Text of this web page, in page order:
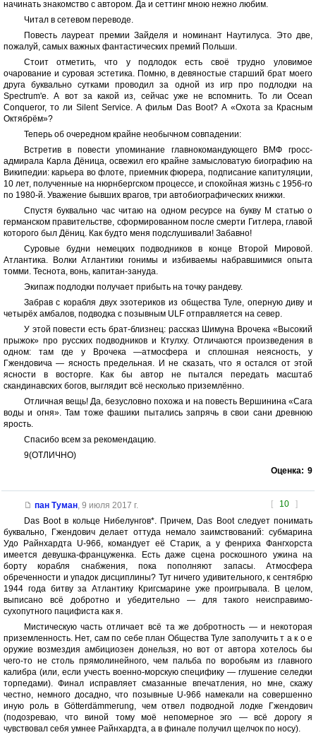
начинать знакомство с автором. Да и сеттинг мною нежно любим.
Читал в сетевом переводе.
Повесть лауреат премии Зайделя и номинант Наутилуса. Это две,
пожалуй, самых важных фантастических премий Польши.
Стоит отметить, что у подлодок есть своё трудно уловимое
очарование и суровая эстетика. Помню, в девяностые старший брат моего
друга буквально сутками проводил за одной из игр про подлодки на
Spectrum'е. А вот за какой из, сейчас уже не вспомнить. То ли Ocean
Conqueror, то ли Silent Service. А фильм Das Boot? А «Охота за Красным
Октябрём»?
Теперь об очередном крайне необычном совпадении:
Встретив в повести упоминание главнокомандующего ВМФ гросс-
адмирала Карла Дёница, освежил его крайне замысловатую биографию на
Википедии: карьера во флоте, приемник фюрера, подписание капитуляции,
10 лет, полученные на нюрнбергском процессе, и спокойная жизнь с 1956-го
по 1980-й. Уважение бывших врагов, три автобиографических книжки.
Спустя буквально час читаю на одном ресурсе на букву М статью о
германском правительстве, сформированном после смерти Гитлера, главой
которого был Дёниц. Как будто меня подслушивали! Забавно!
Суровые будни немецких подводников в конце Второй Мировой.
Атлантика. Волки Атлантики гонимы и избиваемы набравшимися опыта
томми. Теснота, вонь, капитан-зануда.
Экипаж подлодки получает прибыть на точку рандеву.
Забрав с корабля двух эзотериков из общества Туле, оперную диву и
четырёх амбалов, подводка с позывным ULF отправляется на север.
У этой повести есть брат-близнец: рассказ Шимуна Врочека «Высокий
прыжок» про русских подводников и Ктулху. Отличаются произведения в
одном: там где у Врочека —атмосфера и сплошная неясность, у
Гжендовича — ясность предельная. И не сказать, что я остался от этой
ясности в восторге. Как бы автор не пытался передать масштаб
скандинавских богов, выглядит всё несколько приземлённо.
Отличная вещь! Да, безусловно похожа и на повесть Вершинина «Сага
воды и огня». Там тоже фашики пытались запрячь в свои сани древнюю
ярость.
Спасибо всем за рекомендацию.
9(ОТЛИЧНО)
Оценка: 9
[ 10 ]
пан Туман, 9 июля 2017 г.
Das Boot в кольце Нибелунгов*. Причем, Das Boot следует понимать
буквально, Гжендович делает оттуда немало заимствований: субмарина
Удо Райнхардта U-966, командует её Старик, а у фенриха Фангхорста
имеется девушка-француженка. Есть даже сцена роскошного ужина на
борту корабля снабжения, пока пополняют запасы. Атмосфера
обреченности и упадок дисциплины? Тут ничего удивительного, к сентябрю
1944 года битву за Атлантику Кригсмарине уже проигрывала. В целом,
выписано всё добротно и убедительно — для такого неисправимо-
сухопутного пацифиста как я.
Мистическую часть отличает всё та же добротность — и некоторая
приземленность. Нет, сам по себе план Общества Туле заполучить т а к о е
оружие возмездия амбициозен донельзя, но вот от автора хотелось бы
чего-то не столь прямолинейного, чем пальба по воробьям из главного
калибра (или, если учесть военно-морскую специфику — глушение селедки
торпедами). Финал исправляет смазанные впечатления, но мне, скажу
честно, немного досадно, что позывные U-966 намекали на совершенно
иную роль в Götterdämmerung, чем отвел подводной лодке Гжендович
(подозреваю, что виной тому моё непомерное эго — всё дорогу я
чувствовал себя умнее Райнхардта, а в финале получил щелчок по носу).